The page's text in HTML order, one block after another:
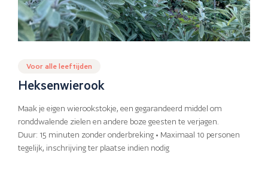
Voor alle leeftijden
Heksenwierook
Maak je eigen wierookstokje, een gegarandeerd middel om
ronddwalende zielen en andere boze geesten te verjagen.
Duur: 15 minuten zonder onderbreking • Maximaal 10 personen
tegelijk, inschrijving ter plaatse indien nodig